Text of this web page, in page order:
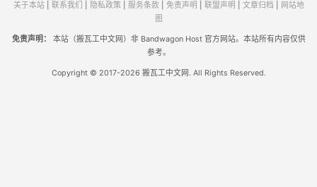
关于本站| 联系我们 隐私政策 服务条款 免责声明 联盟声明 文章归档
网站地
图
免责声明：
本站（搬瓦工中文网）非 Bandwagon Host 官方网站。本站所有内容仅供
参考。
Copyright © 2017-2026 搬瓦工中文网. All Rights Reserved.